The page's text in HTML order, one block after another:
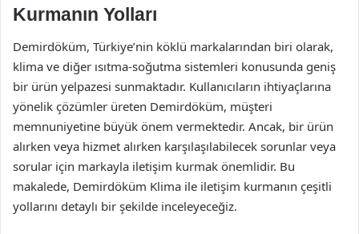
Kurmanın Yolları
Demirdöküm, Türkiye’nin köklü markalarından biri olarak,
klima ve diğer ısıtma-soğutma sistemleri konusunda geniş
bir ürün yelpazesi sunmaktadır. Kullanıcıların ihtiyaçlarına
yönelik çözümler üreten Demirdöküm, müşteri
memnuniyetine büyük önem vermektedir. Ancak, bir ürün
alırken veya hizmet alırken karşılaşılabilecek sorunlar veya
sorular için markayla iletişim kurmak önemlidir. Bu
makalede, Demirdöküm Klima ile iletişim kurmanın çeşitli
yollarını detaylı bir şekilde inceleyeceğiz.